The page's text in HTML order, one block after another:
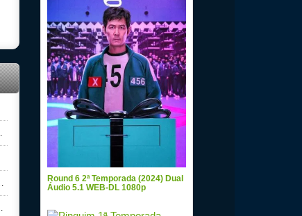
Round 6 2ª Temporada (2024) Dual
Áudio 5.1 WEB-DL 1080p